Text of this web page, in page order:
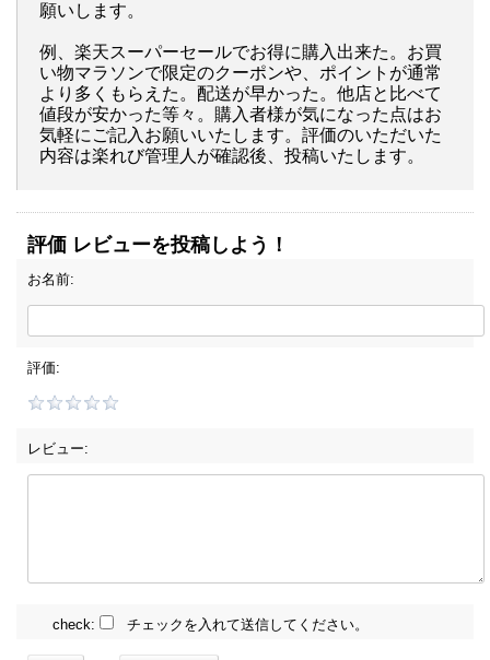
願いします。
例、楽天スーパーセールでお得に購入出来た。お買
い物マラソンで限定のクーポンや、ポイントが通常
より多くもらえた。配送が早かった。他店と比べて
値段が安かった等々。購入者様が気になった点はお
気軽にご記入お願いいたします。評価のいただいた
内容は楽れび管理人が確認後、投稿いたします。
評価 レビューを投稿しよう！
お名前:
評価:
レビュー:
check: チェックを入れて送信してください。